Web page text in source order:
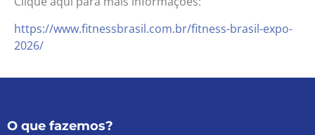
https://www.fitnessbrasil.com.br/fitness-brasil-expo-
2026/
O que fazemos?